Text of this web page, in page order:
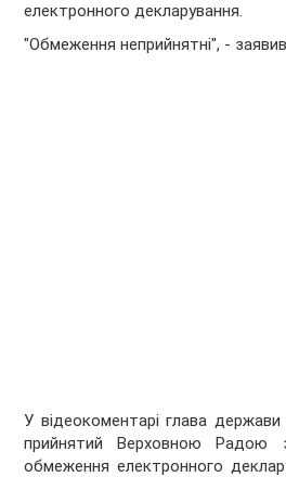
електронного декларування.
"Обмеження неприйнятні", - заявив
У відеокоментарі глава
прийнятий Верховною Радою
обмеження електронного